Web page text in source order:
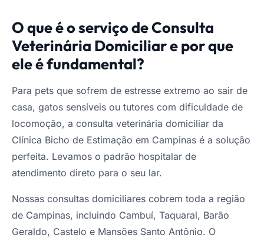
O que é o serviço de Consulta
Veterinária Domiciliar e por que
ele é fundamental?
Para pets que sofrem de estresse extremo ao sair de
casa, gatos sensíveis ou tutores com dificuldade de
locomoção, a consulta veterinária domiciliar da
Clínica Bicho de Estimação em Campinas é a solução
perfeita. Levamos o padrão hospitalar de
atendimento direto para o seu lar.
Nossas consultas domiciliares cobrem toda a região
de Campinas, incluindo Cambuí, Taquaral, Barão
Geraldo, Castelo e Mansões Santo Antônio. O